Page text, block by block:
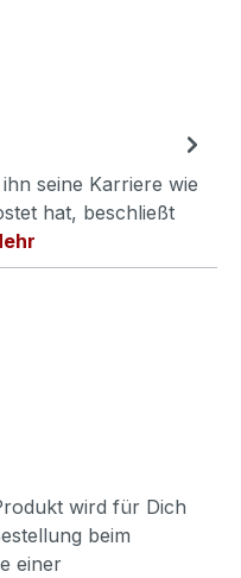
seine Karriere wie
hat, beschließt
wird für Dich
beim
einer